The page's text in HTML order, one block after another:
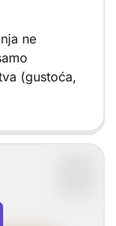
ne
(gustoća,